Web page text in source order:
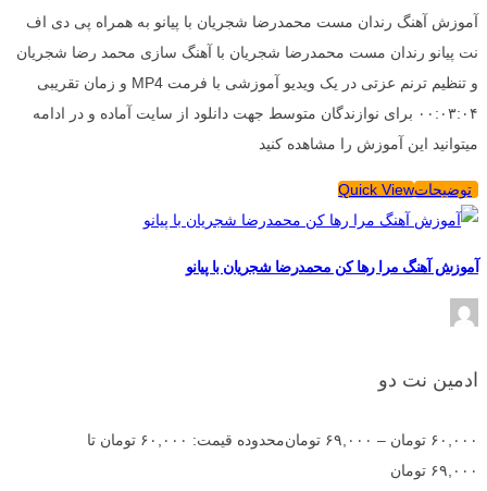
آموزش آهنگ رندان مست محمدرضا شجریان با پیانو به همراه پی دی اف
نت پیانو رندان مست محمدرضا شجریان با آهنگ سازی محمد رضا شجریان
و تنظیم ترنم عزتی در یک ویدیو آموزشی با فرمت MP4 و زمان تقریبی
۰۰:۰۳:۰۴ برای نوازندگان متوسط جهت دانلود از سایت آماده و در ادامه
میتوانید این آموزش را مشاهده کنید
توضیحاتQuick View
آموزش آهنگ مرا رها کن محمدرضا شجریان با پیانو
ادمین نت دو
۶۰,۰۰۰ تومان – ۶۹,۰۰۰ تومان
محدوده قیمت: ۶۰,۰۰۰ تومان تا
۶۹,۰۰۰ تومان